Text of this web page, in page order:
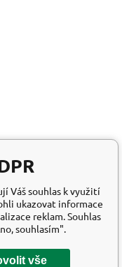
Váš souhlas k využití
ukazovat informace
reklam. Souhlas
souhlasím".
vše